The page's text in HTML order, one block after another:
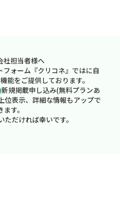
社担当者様へ
ォーム『クリコネ』ではに自
能をご提供しております。
新規掲載申し込み(無料プランあ
位表示、詳細な情報もアップで
ます。
ただければ幸いです。